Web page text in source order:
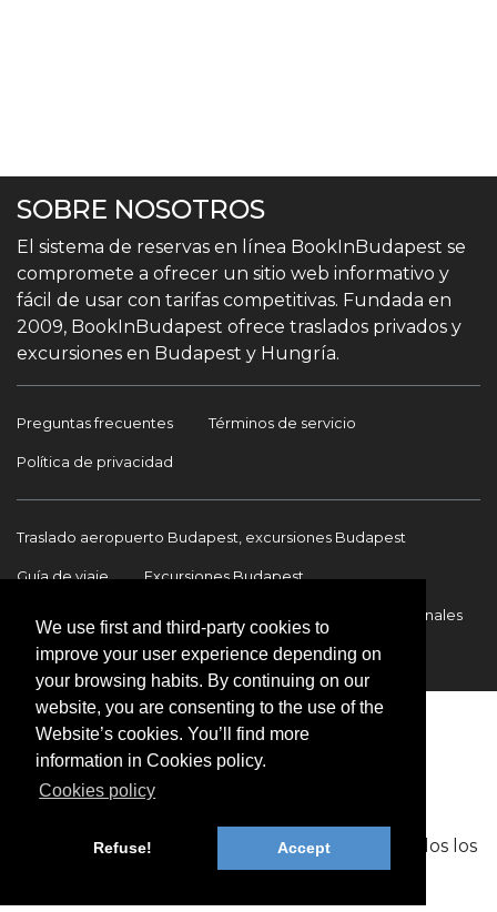
We use first and third-party cookies to
improve your user experience depending on
your browsing habits. By continuing on our
website, you are consenting to the use of the
Website’s cookies. You’ll find more
information in Cookies policy.
Cookies policy
Refuse! Accept
SOBRE NOSOTROS
El sistema de reservas en línea BookInBudapest se
compromete a ofrecer un sitio web informativo y
fácil de usar con tarifas competitivas. Fundada en
2009, BookInBudapest ofrece traslados privados y
excursiones en Budapest y Hungría.
Preguntas frecuentes Términos de servicio
Política de privacidad
Traslado aeropuerto Budapest, excursiones Budapest
Guía de viaje Excursiones Budapest
Traslados internacionales
Contacto
Copyright © 2009-2026 BookinBudapest | Todos los